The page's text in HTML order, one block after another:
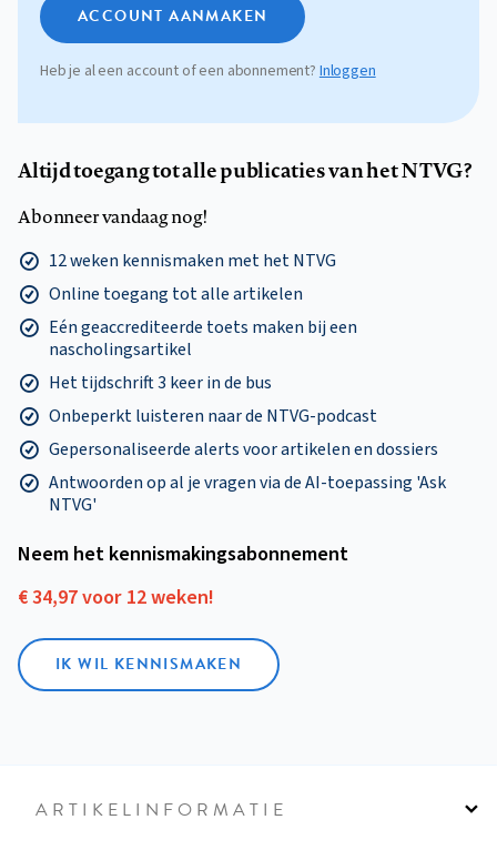
ACCOUNT AANMAKEN
Heb je al een account of een abonnement? Inloggen
Altijd toegang tot alle publicaties van het NTVG?
Abonneer vandaag nog!
12 weken kennismaken met het NTVG
Online toegang tot alle artikelen
Eén geaccrediteerde toets maken bij een
nascholingsartikel
Het tijdschrift 3 keer in de bus
Onbeperkt luisteren naar de NTVG-podcast
Gepersonaliseerde alerts voor artikelen en dossiers
Antwoorden op al je vragen via de AI-toepassing 'Ask
NTVG'
Neem het kennismakings­abonnement
€ 34,97 voor 12 weken!
IK WIL KENNISMAKEN
ARTIKELINFORMATIE